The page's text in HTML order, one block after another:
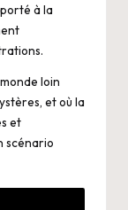
à la
loin
et où la
et
scénario